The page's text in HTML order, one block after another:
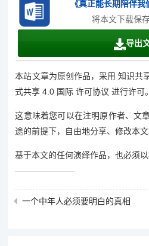
《真正能长期陪伴
将本文下载保
导出
本站文章为原创作品，采用 知识共
式共享 4.0 国际 许可协议 进行许可。
这意味着您可以在注明原作者、文
途的前提下，自由地分享、修改本文
基于本文的任何演绎作品，也必须以
一个中年人必须要明白的真相